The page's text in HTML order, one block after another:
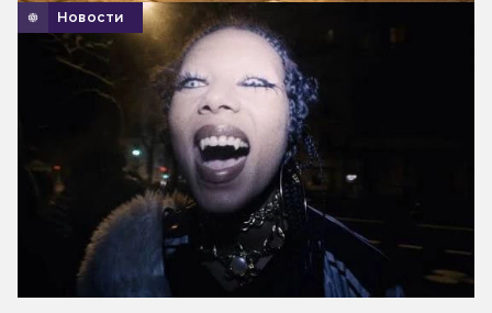
Новости